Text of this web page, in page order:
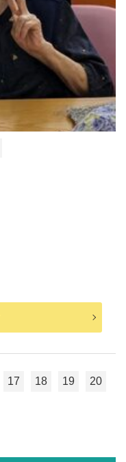
17 18 19 20